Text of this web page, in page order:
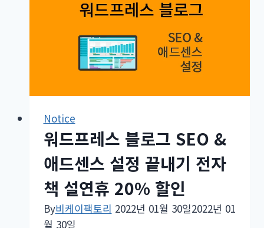
그
&
애
드
정
내
기
전
자
Notice
워드프레스 블로그 SEO &
애드센스 설정 끝내기 전자
책 설연휴 20% 할인
By비케이팩토리 2022년 01월 30일2022년 01
월 30일